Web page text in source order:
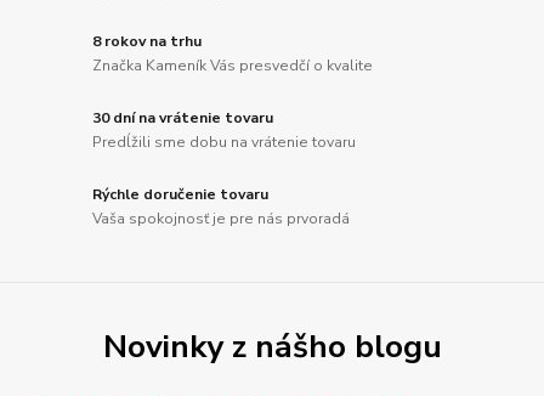
8 rokov na trhu
Značka Kameník Vás presvedčí o kvalite
30 dní na vrátenie tovaru
Predĺžili sme dobu na vrátenie tovaru
Rýchle doručenie tovaru
Vaša spokojnosť je pre nás prvoradá
Novinky z nášho blogu